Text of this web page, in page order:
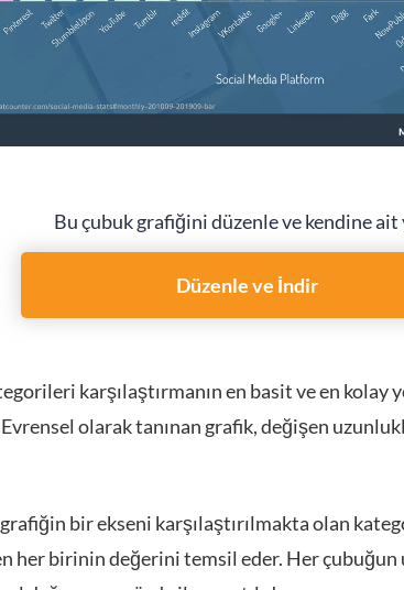
Bu çubuk grafiğini düzenle ve kendine ait
Düzenle ve İndir
karşılaştırmanın en basit ve en kolay
olarak tanınan grafik, değişen
bir ekseni karşılaştırılmakta olan
her birinin değerini temsil eder. Her